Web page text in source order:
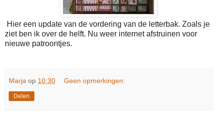
Hier een update van de vordering van de letterbak. Zoals je
ziet ben ik over de helft. Nu weer internet afstruinen voor
nieuwe patroontjes.
Marja op 10:30 Geen opmerkingen:
Delen